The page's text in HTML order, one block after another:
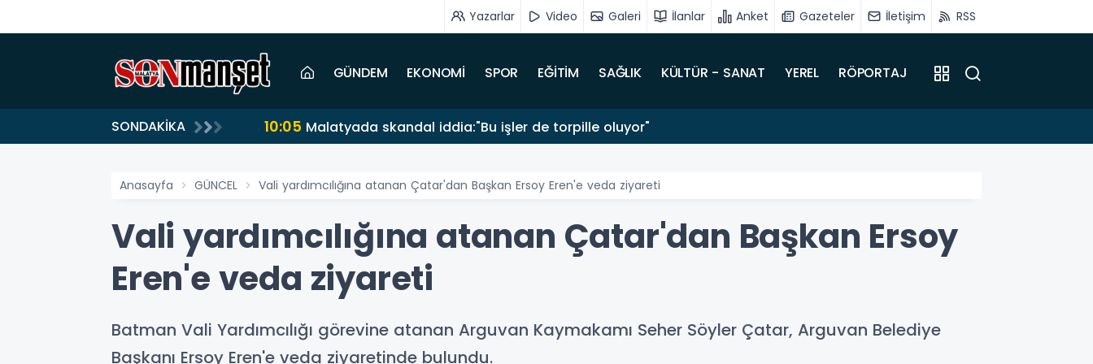
Yazarlar Video Galeri İlanlar Anket Gazeteler İletişim RSS
GÜNDEM EKONOMİ SPOR EĞİTİM SAĞLIK KÜLTÜR - SANAT YEREL RÖPORTAJ
SONDAKİKA 10:05 Malatyada skandal iddia:"Bu işler de torpille oluyor"
Anasayfa GÜNCEL Vali yardımcılığına atanan Çatar'dan Başkan Ersoy Eren'e veda ziyareti
Vali yardımcılığına atanan Çatar'dan Başkan Ersoy
Eren'e veda ziyareti
Batman Vali Yardımcılığı görevine atanan Arguvan Kaymakamı Seher Söyler Çatar, Arguvan Belediye
Başkanı Ersoy Eren'e veda ziyaretinde bulundu.